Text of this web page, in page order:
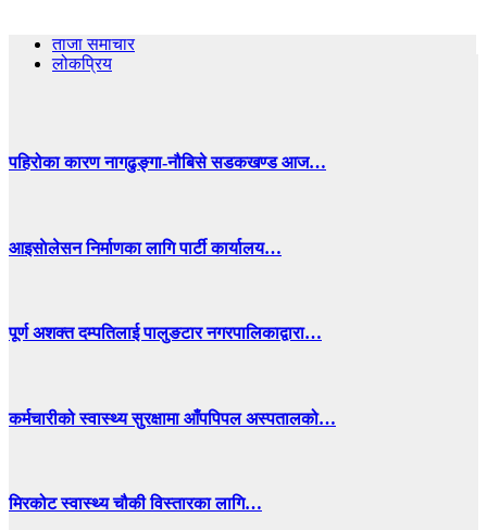
ताजा समाचार
लोकप्रिय
पहिरोका कारण नागढुङ्गा-नौबिसे सडकखण्ड आज…
आइसाेलेसन निर्माणका लागि पार्टी कार्यालय…
पूर्ण अशक्त दम्पतिलाई पालुङटार नगरपालिकाद्वारा…
कर्मचारीको स्वास्थ्य सुरक्षामा आँपपिपल अस्पतालको…
मिरकोट स्वास्थ्य चौकी विस्तारका लागि…